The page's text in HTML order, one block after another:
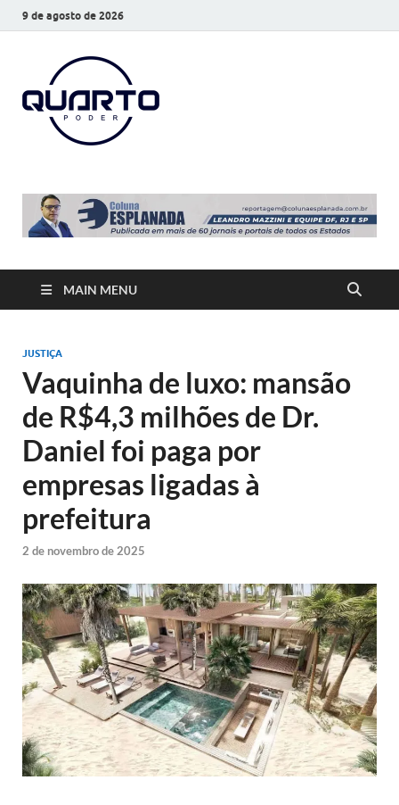
9 de agosto de 2026
MAIN MENU
JUSTIÇA
Vaquinha de luxo: mansão
de R$4,3 milhões de Dr.
Daniel foi paga por
empresas ligadas à
prefeitura
2 de novembro de 2025